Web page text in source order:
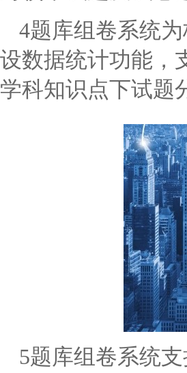
4题库组卷系统
设数据统计功能，
学科知识点下试题
5题库组卷系统